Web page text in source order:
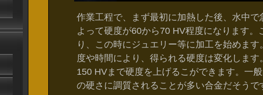
作業工程で、まず最初に加熱した後、水中
よって硬度が60から70 HV程度になります
り、この時にジュエリー等に加工を始めま
度や時間により、得られる硬度は変化します
150 HVまで硬度を上げるこができます。一
の硬さに調質されることが多い合金だそうで